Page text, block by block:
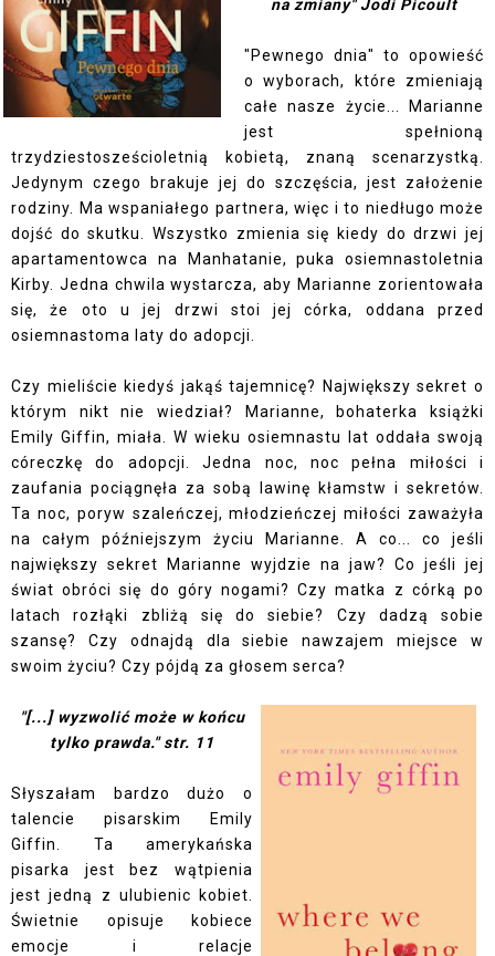
na zmiany" Jodi Picoult
"Pewnego dnia" to opowieść
o wyborach, które zmieniają
całe nasze życie... Marianne
jest spełnioną
trzydziestosześcioletnią kobietą, znaną scenarzystką.
Jedynym czego brakuje jej do szczęścia, jest założenie
rodziny. Ma wspaniałego partnera, więc i to niedługo może
dojść do skutku. Wszystko zmienia się kiedy do drzwi jej
apartamentowca na Manhatanie, puka osiemnastoletnia
Kirby. Jedna chwila wystarcza, aby Marianne zorientowała
się, że oto u jej drzwi stoi jej córka, oddana przed
osiemnastoma laty do adopcji.
Czy mieliście kiedyś jakąś tajemnicę? Największy sekret o
którym nikt nie wiedział? Marianne, bohaterka książki
Emily Giffin, miała. W wieku osiemnastu lat oddała swoją
córeczkę do adopcji. Jedna noc, noc pełna miłości i
zaufania pociągnęła za sobą lawinę kłamstw i sekretów.
Ta noc, poryw szaleńczej, młodzieńczej miłości zaważyła
na całym późniejszym życiu Marianne. A co... co jeśli
największy sekret Marianne wyjdzie na jaw? Co jeśli jej
świat obróci się do góry nogami? Czy matka z córką po
latach rozłąki zbliżą się do siebie? Czy dadzą sobie
szansę? Czy odnajdą dla siebie nawzajem miejsce w
swoim życiu? Czy pójdą za głosem serca?
"[...] wyzwolić może w końcu
tylko prawda." str. 11
Słyszałam bardzo dużo o
talencie pisarskim Emily
Giffin. Ta amerykańska
pisarka jest bez wątpienia
jest jedną z ulubienic kobiet.
Świetnie opisuje kobiece
emocje i relacje